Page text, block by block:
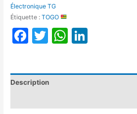
Électronique TG
Étiquette :TOGO
Facebook
TwitterWhatsApp
Description